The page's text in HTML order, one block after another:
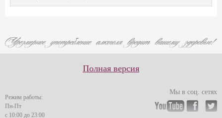
Полная версия
Режим работы:
Пн-Пт
с 10:00 до 23:00
Мы в соц. сетях